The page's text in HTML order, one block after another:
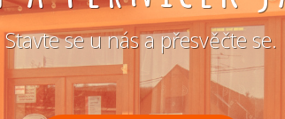
Stavte se u nás a přesvěčte se.